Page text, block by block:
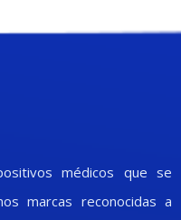
médicos que se
marcas reconocidas a